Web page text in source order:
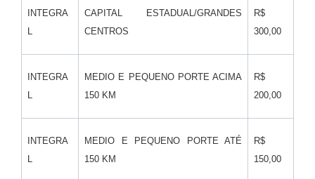
INTEGRA
CAPITAL ESTADUAL/GRANDES
CENTROS
R$
300,00
INTEGRA
MEDIO E PEQUENO PORTE ACIMA
150 KM
R$
200,00
INTEGRA
MEDIO E PEQUENO PORTE ATÉ
150 KM
R$
150,00